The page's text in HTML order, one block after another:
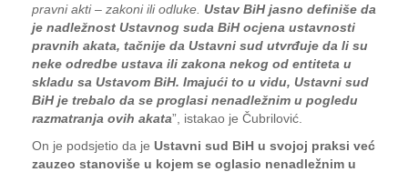
pravni akti – zakoni ili odluke. Ustav BiH jasno definiše da
je nadležnost Ustavnog suda BiH ocjena ustavnosti
pravnih akata, tačnije da Ustavni sud utvrđuje da li su
neke odredbe ustava ili zakona nekog od entiteta u
skladu sa Ustavom BiH. Imajući to u vidu, Ustavni sud
BiH je trebalo da se proglasi nenadležnim u pogledu
razmatranja ovih akata”, istakao je Čubrilović.
On je podsjetio da je Ustavni sud BiH u svojoj praksi već
zauzeo stanoviše u kojem se oglasio nenadležnim u